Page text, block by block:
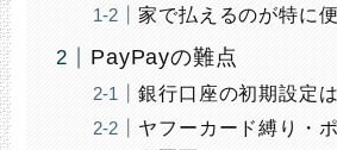
家で払えるのが特に
PayPayの難点
銀行口座の初期設定
ヤフーカード縛り・